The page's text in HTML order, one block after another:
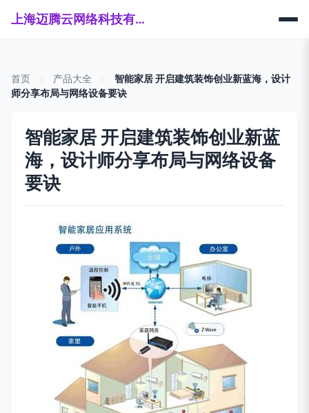
上海迈腾云网络科技有限公司
首页 产品大全
智能家居 开启建筑装饰创业新蓝海，设计
师分享布局与网络设备要诀
智能家居 开启建筑装饰创业新蓝
海，设计师分享布局与网络设备
要诀